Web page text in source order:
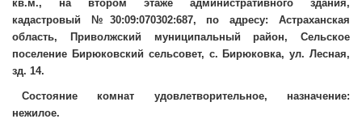
кв.м., на втором этаже административного здания,
кадастровый №30:09:070302:687, по адресу: Астраханская
область, Приволжский муниципальный район, Сельское
поселение Бирюковский сельсовет, с. Бирюковка, ул. Лесная,
зд. 14.
Состояние комнат удовлетворительное, назначение:
нежилое.